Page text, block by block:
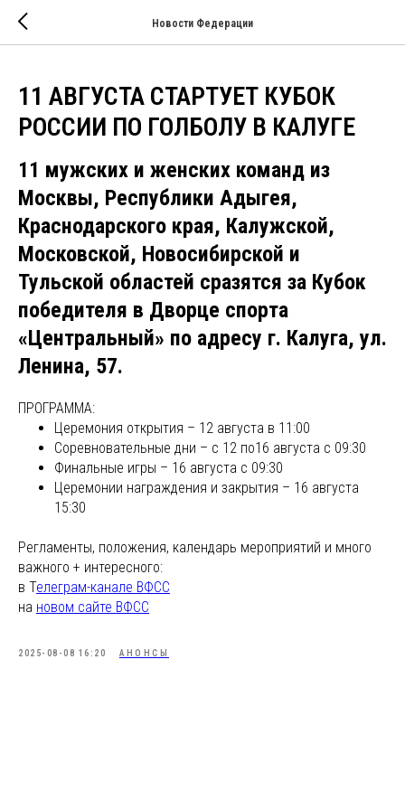
Новости Федерации
11 АВГУСТА СТАРТУЕТ КУБОК
РОССИИ ПО ГОЛБОЛУ В КАЛУГЕ
11 мужских и женских команд из
Москвы, Республики Адыгея,
Краснодарского края, Калужской,
Московской, Новосибирской и
Тульской областей сразятся за Кубок
победителя в Дворце спорта
«Центральный» по адресу г. Калуга, ул.
Ленина, 57.
ПРОГРАММА:
Церемония открытия – 12 августа в 11:00
Соревновательные дни – с 12 по16 августа с 09:30
Финальные игры – 16 августа с 09:30
Церемонии награждения и закрытия – 16 августа
15:30
Регламенты, положения, календарь мероприятий и много
важного + интересного:
в Телеграм-канале ВФСС
на новом сайте ВФСС
2025-08-08 16:20 АНОНСЫ